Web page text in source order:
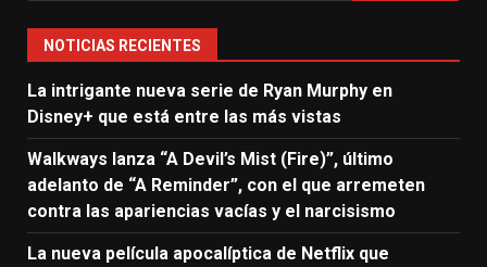
NOTICIAS RECIENTES
La intrigante nueva serie de Ryan Murphy en
Disney+ que está entre las más vistas
Walkways lanza “A Devil’s Mist (Fire)”, último
adelanto de “A Reminder”, con el que arremeten
contra las apariencias vacías y el narcisismo
La nueva película apocalíptica de Netflix que